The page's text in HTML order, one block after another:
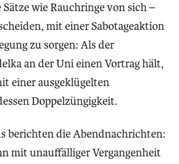
wie Rauchringe von sich –
mit einer Sabotageaktion
zu sorgen: Als der
an der Uni einen Vortrag hält,
einer ausgeklügelten
Doppelzüngigkeit.
berichten die Abendnachrichten:
mit unauffälliger Vergangenheit